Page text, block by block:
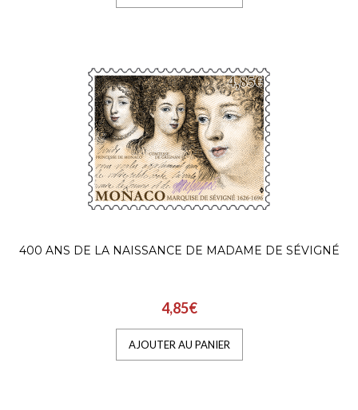
400 ANS DE LA NAISSANCE DE MADAME DE SÉVIGNÉ
4,85€
AJOUTER AU PANIER